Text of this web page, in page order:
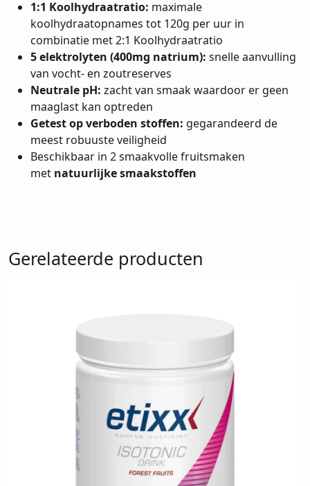
1:1 Koolhydraatratio: maximale
koolhydraatopnames tot 120g per uur in
combinatie met 2:1 Koolhydraatratio
5 elektrolyten (400mg natrium): snelle aanvulling
van vocht- en zoutreserves
Neutrale pH: zacht van smaak waardoor er geen
maaglast kan optreden
Getest op verboden stoffen: gegarandeerd de
meest robuuste veiligheid
Beschikbaar in 2 smaakvolle fruitsmaken
met natuurlijke smaakstoffen
Gerelateerde producten